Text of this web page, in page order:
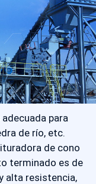
para
de río, etc.
de cono
terminado es de
alta resistencia,